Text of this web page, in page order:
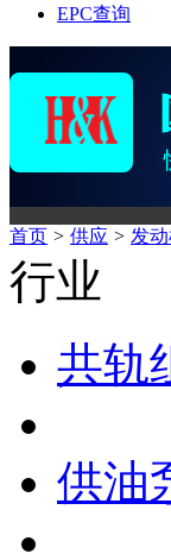
EPC查询
首页 > 供应 > 发
行业
共轨
供油